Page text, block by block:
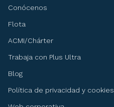
Conócenos
Flota
ACMI/Chárter
Trabaja con Plus Ultra
Blog
Política de privacidad y cookies